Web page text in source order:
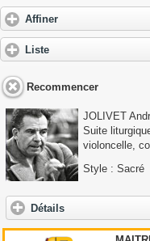
Affiner
Liste
Recommencer
JOLIVET
Suite
violoncelle,
Style : Sacré
Détails